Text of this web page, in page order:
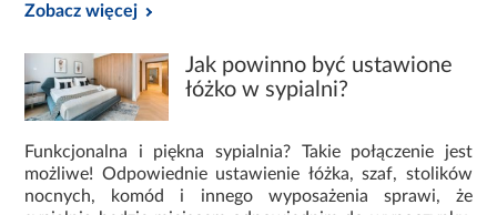
czy innych niezbędnych rzeczy, a także meble z
Bardzo istotną kwestią są praktyczne materiały, z których
wykonano łóżko oraz stelaże Abra. W zależności od
potrzeb oraz indywidualnych upodobań, zdecydować się
ekoskóry. Są one wytrzymałe, bezpieczne i łatwe do
utrzymania w czystości.
Zobacz więcej
Jak powinno być ustawione
łóżko w sypialni?
Funkcjonalna i piękna sypialnia? Takie połączenie jest
możliwe! Odpowiednie ustawienie łóżka, szaf, stolików
nocnych, komód i innego wyposażenia sprawi, że